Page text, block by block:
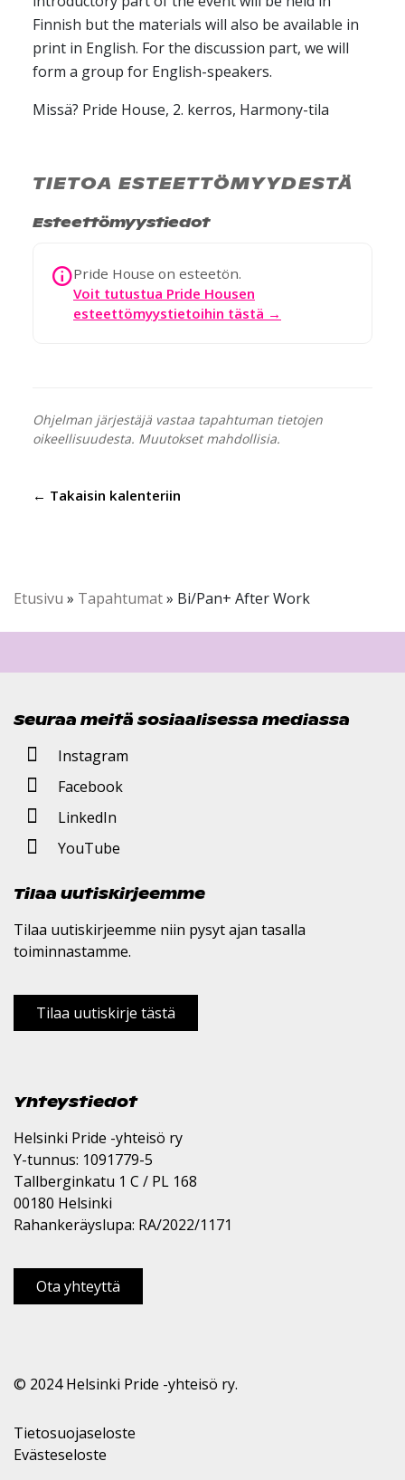
Finnish but the materials will also be available in
print in English. For the discussion part, we will
form a group for English-speakers.
Missä? Pride House, 2. kerros, Harmony-tila
TIETOA ESTEETTÖMYYDESTÄ
Esteettömyystiedot
Pride House on esteetön.
Voit tutustua Pride Housen
esteettömyystietoihin tästä →
Ohjelman järjestäjä vastaa tapahtuman tietojen
oikeellisuudesta. Muutokset mahdollisia.
← Takaisin kalenteriin
Etusivu » Tapahtumat» Bi/Pan+ After Work
Seuraa meitä sosiaalisessa mediassa
Instagram
Facebook
LinkedIn
YouTube
Tilaa uutiskirjeemme
Tilaa uutiskirjeemme niin pysyt ajan tasalla
toiminnastamme.
Tilaa uutiskirje tästä
Yhteystiedot
Helsinki Pride -yhteisö ry
Y-tunnus: 1091779-5
Tallberginkatu 1 C / PL 168
00180 Helsinki
Rahankeräyslupa: RA/2022/1171
Ota yhteyttä
© 2024 Helsinki Pride -yhteisö ry.
Tietosuojaseloste
Evästeseloste